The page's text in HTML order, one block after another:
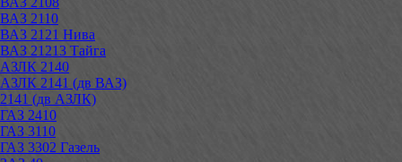
ВАЗ 2110
ВАЗ 2121 Нива
ВАЗ 21213 Тайга
АЗЛК 2140
АЗЛК 2141 (дв ВАЗ)
2141 (дв АЗЛК)
ГАЗ 2410
ГАЗ 3110
ГАЗ 3302 Газель